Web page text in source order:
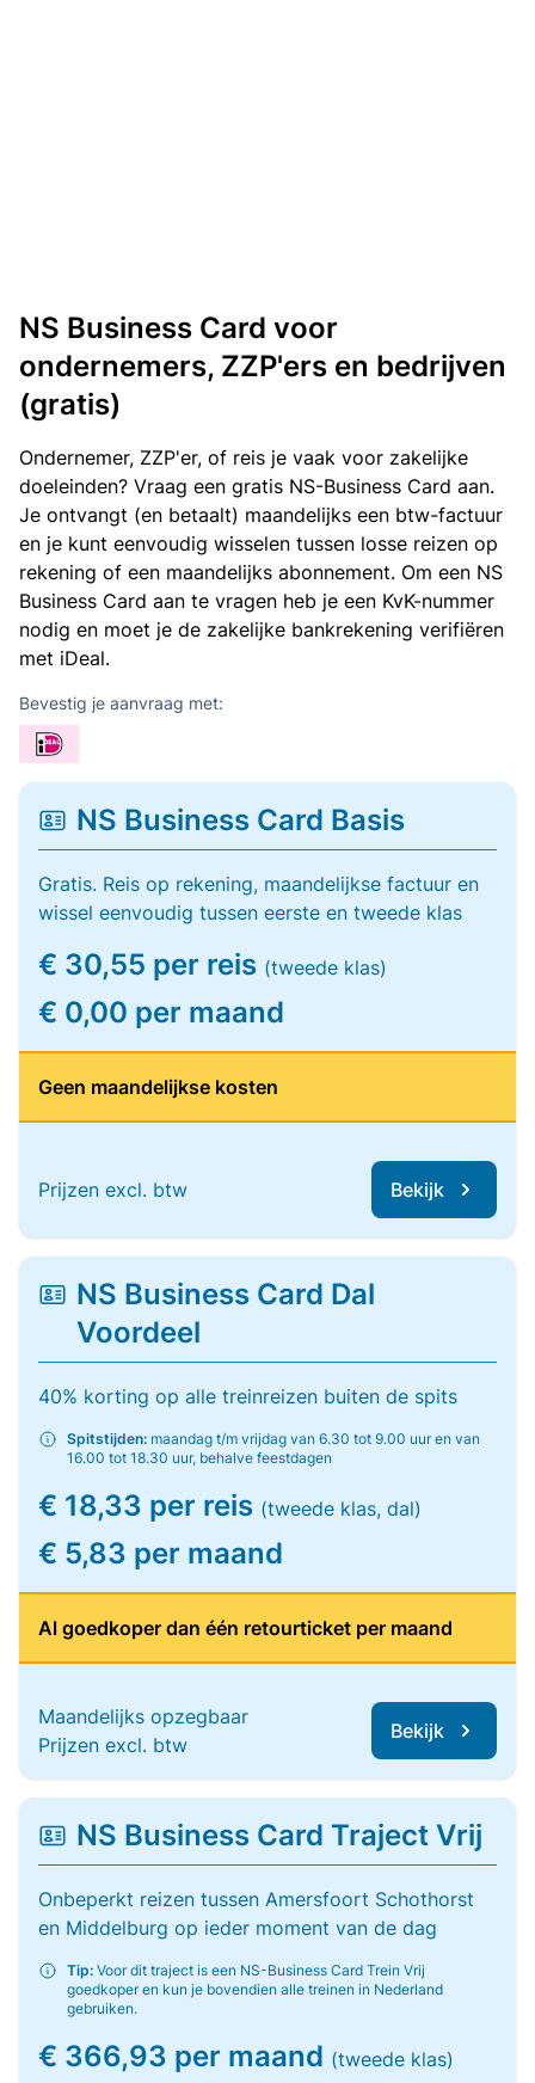
NS Business Card voor
ondernemers, ZZP'ers en bedrijven
(gratis)
Ondernemer, ZZP'er, of reis je vaak voor zakelijke
doeleinden? Vraag een gratis NS-Business Card aan.
Je ontvangt (en betaalt) maandelijks een btw-factuur
en je kunt eenvoudig wisselen tussen losse reizen op
rekening of een maandelijks abonnement. Om een NS
Business Card aan te vragen heb je een KvK-nummer
nodig en moet je de zakelijke bankrekening verifiëren
met iDeal.
Bevestig je aanvraag met:
NS Business Card Basis
Gratis. Reis op rekening, maandelijkse factuur en
wissel eenvoudig tussen eerste en tweede klas
€ 30,55 per reis (tweede klas)
€ 0,00 per maand
Geen maandelijkse kosten
Prijzen excl. btw Bekijk
NS Business Card Dal
Voordeel
40% korting op alle treinreizen buiten de spits
Spitstijden: maandag t/m vrijdag van 6.30 tot 9.00 uur en van
16.00 tot 18.30 uur, behalve feestdagen
€ 18,33 per reis (tweede klas, dal)
€ 5,83 per maand
Al goedkoper dan één retourticket per maand
Maandelijks opzegbaar
Prijzen excl. btw
Bekijk
NS Business Card Traject Vrij
Onbeperkt reizen tussen Amersfoort Schothorst
en Middelburg op ieder moment van de dag
Tip: Voor dit traject is een NS-Business Card Trein Vrij
goedkoper en kun je bovendien alle treinen in Nederland
gebruiken.
€ 366,93 per maand (tweede klas)